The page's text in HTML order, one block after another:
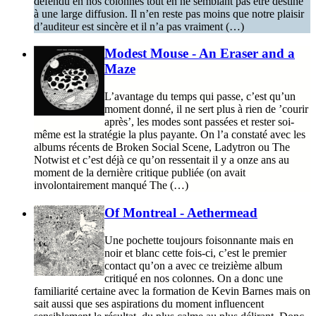
à une large diffusion. Il n’en reste pas moins que notre plaisir
d’auditeur est sincère et il n’a pas vraiment (…)
Modest Mouse - An Eraser and a
Maze
L’avantage du temps qui passe, c’est qu’un
moment donné, il ne sert plus à rien de ’courir
après’, les modes sont passées et rester soi-
même est la stratégie la plus payante. On l’a constaté avec les
albums récents de Broken Social Scene, Ladytron ou The
Notwist et c’est déjà ce qu’on ressentait il y a onze ans au
moment de la dernière critique publiée (on avait
involontairement manqué The (…)
Of Montreal - Aethermead
Une pochette toujours foisonnante mais en
noir et blanc cette fois-ci, c’est le premier
contact qu’on a avec ce treizième album
critiqué en nos colonnes. On a donc une
familiarité certaine avec la formation de Kevin Barnes mais on
sait aussi que ses aspirations du moment influencent